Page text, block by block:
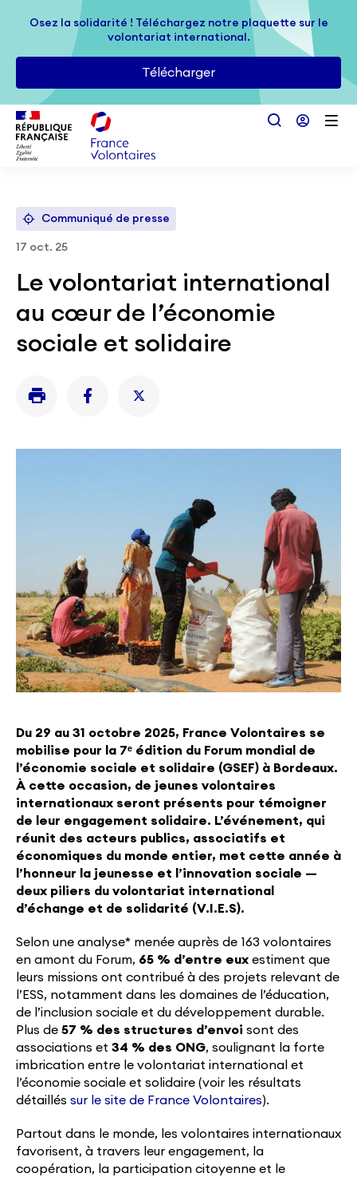
Passer au contenu principal
Osez la solidarité ! Téléchargez notre plaquette sur le
volontariat international.
Télécharger
Osez la solidarité ! Téléchargez notre plaquette sur le
volontariat international.
Télécharger
Communiqué de presse
17 oct. 25
Le volontariat international
au cœur de l’économie
sociale et solidaire
Du 29 au 31 octobre 2025, France Volontaires se
mobilise pour la 7ᵉ édition du Forum mondial de
l’économie sociale et solidaire (GSEF) à Bordeaux.
À cette occasion, de jeunes volontaires
internationaux seront présents pour témoigner
de leur engagement solidaire. L’événement, qui
réunit des acteurs publics, associatifs et
économiques du monde entier, met cette année à
l’honneur la jeunesse et l’innovation sociale —
deux piliers du volontariat international
d’échange et de solidarité (V.I.E.S).
Selon une analyse* menée auprès de 163 volontaires
en amont du Forum, 65 % d’entre eux estiment que
leurs missions ont contribué à des projets relevant de
l’ESS, notamment dans les domaines de l’éducation,
de l’inclusion sociale et du développement durable.
Plus de 57 % des structures d’envoi sont des
associations et 34 % des ONG, soulignant la forte
imbrication entre le volontariat international et
l’économie sociale et solidaire (voir les résultats
détaillés sur le site de France Volontaires).
Partout dans le monde, les volontaires internationaux
favorisent, à travers leur engagement, la
coopération, la participation citoyenne et le